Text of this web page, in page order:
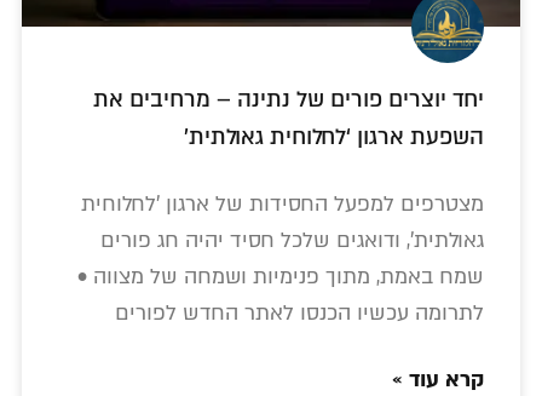
יחד יוצרים פורים של נתינה – מרחיבים את
השפעת ארגון ‘לחלוחית גאולתית’
מצטרפים למפעל החסידות של ארגון 'לחלוחית
גאולתית', ודואגים שלכל חסיד יהיה חג פורים
שמח באמת, מתוך פנימיות ושמחה של מצווה •
לתרומה עכשיו הכנסו לאתר החדש לפורים
קרא עוד »